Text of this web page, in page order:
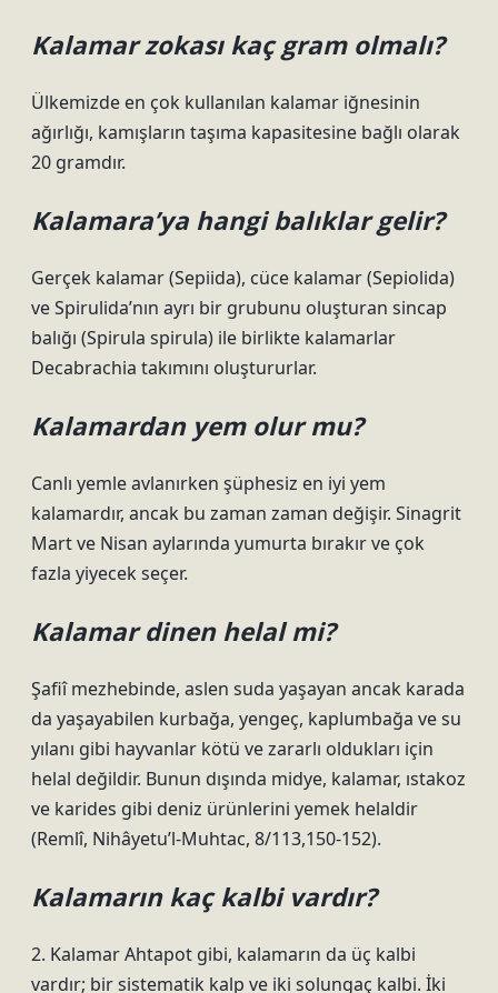
Kalamar zokası kaç gram olmalı?
Ülkemizde en çok kullanılan kalamar iğnesinin
ağırlığı, kamışların taşıma kapasitesine bağlı olarak
20 gramdır.
Kalamara’ya hangi balıklar gelir?
Gerçek kalamar (Sepiida), cüce kalamar (Sepiolida)
ve Spirulida’nın ayrı bir grubunu oluşturan sincap
balığı (Spirula spirula) ile birlikte kalamarlar
Decabrachia takımını oluştururlar.
Kalamardan yem olur mu?
Canlı yemle avlanırken şüphesiz en iyi yem
kalamardır, ancak bu zaman zaman değişir. Sinagrit
Mart ve Nisan aylarında yumurta bırakır ve çok
fazla yiyecek seçer.
Kalamar dinen helal mi?
Şafiî mezhebinde, aslen suda yaşayan ancak karada
da yaşayabilen kurbağa, yengeç, kaplumbağa ve su
yılanı gibi hayvanlar kötü ve zararlı oldukları için
helal değildir. Bunun dışında midye, kalamar, ıstakoz
ve karides gibi deniz ürünlerini yemek helaldir
(Remlî, Nihâyetu’l-Muhtac, 8/113,150-152).
Kalamarın kaç kalbi vardır?
2. Kalamar Ahtapot gibi, kalamarın da üç kalbi
vardır; bir sistematik kalp ve iki solungaç kalbi. İki